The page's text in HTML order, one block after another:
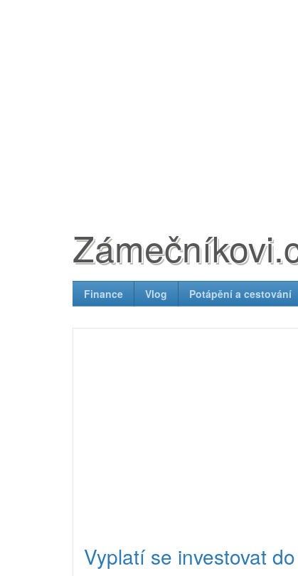
Finance Vlog Potápění a cestování
Vyplatí se investovat